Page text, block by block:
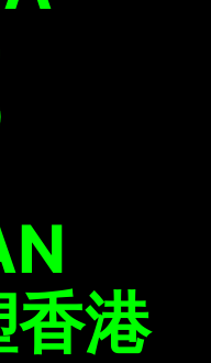
香港